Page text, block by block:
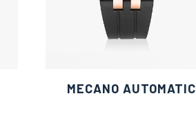
MECANO AUTOMATIC